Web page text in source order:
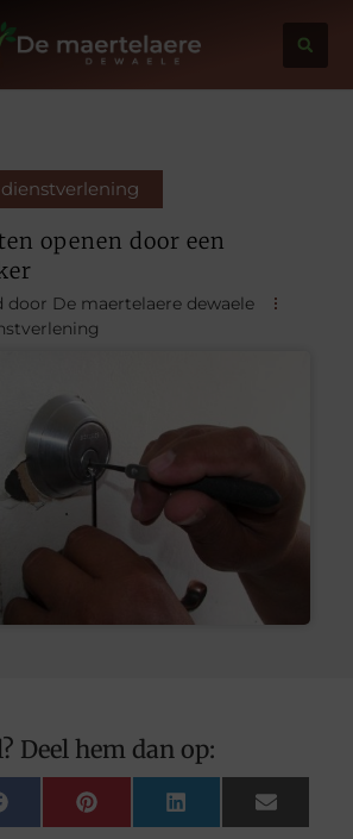
openen door een
door De maertelaere dewaele
Deel hem dan op:
FacebookPinterest LinkedIn Email